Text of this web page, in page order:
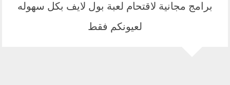
برامج مجانية لاقتحام لعبة بول لايف بكل سهوله
لعيونكم فقط